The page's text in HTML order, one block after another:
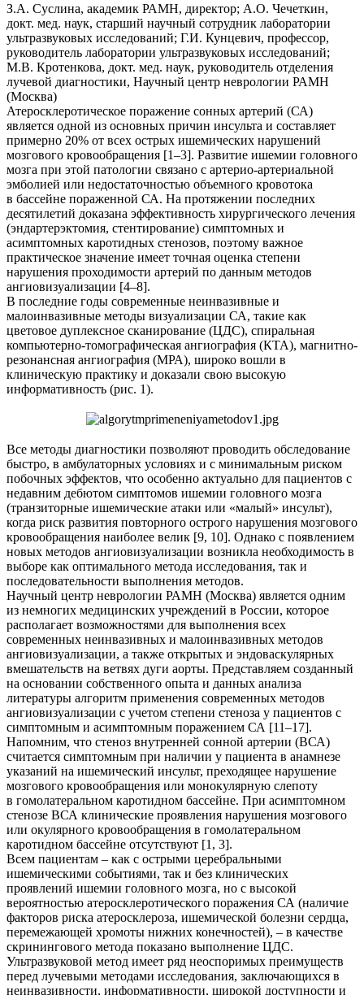
З.А. Суслина, академик РАМН, директор; А.О. Чечеткин,
докт. мед. наук, старший научный сотрудник лаборатории
ультразвуковых исследований; Г.И. Кунцевич, профессор,
руководитель лаборатории ультразвуковых исследований;
М.В. Кротенкова, докт. мед. наук, руководитель отделения
лучевой диагностики, Научный центр неврологии РАМН
(Москва)
Атеросклеротическое поражение сонных артерий (СА)
является одной из основных причин инсульта и составляет
примерно 20% от всех острых ишемических нарушений
мозгового кровообращения [1–3]. Развитие ишемии головного
мозга при этой патологии связано с артерио-артериальной
эмболией или недостаточностью объемного кровотока
в бассейне пораженной СА. На протяжении последних
десятилетий доказана эффективность хирургического лечения
(эндартерэктомия, стентирование) симптомных и
асимптомных каротидных стенозов, поэтому важное
практическое значение имеет точная оценка степени
нарушения проходимости артерий по данным методов
ангиовизуализации [4–8].
В последние годы современные неинвазивные и
малоинвазивные методы визуализации СА, такие как
цветовое дуплексное сканирование (ЦДС), спиральная
компьютерно-томографическая ангиография (КТА), магнитно-
резонансная ангиография (МРА), широко вошли в
клиническую практику и доказали свою высокую
информативность (рис. 1).
Все методы диагностики позволяют проводить обследование
быстро, в амбулаторных условиях и с минимальным риском
побочных эффектов, что особенно актуально для пациентов с
недавним дебютом симптомов ишемии головного мозга
(транзиторные ишемические атаки или «малый» инсульт),
когда риск развития повторного острого нарушения мозгового
кровообращения наиболее велик [9, 10]. Однако с появлением
новых методов ангиовизуализации возникла необходимость в
выборе как оптимального метода исследования, так и
последовательности выполнения методов.
Научный центр неврологии РАМН (Москва) является одним
из немногих медицинских учреждений в России, которое
располагает возможностями для выполнения всех
современных неинвазивных и малоинвазивных методов
ангиовизуализации, а также открытых и эндоваскулярных
вмешательств на ветвях дуги аорты. Представляем созданный
на основании собственного опыта и данных анализа
литературы алгоритм применения современных методов
ангиовизуализации с учетом степени стеноза у пациентов с
симптомным и асимптомным поражением СА [11–17].
Напомним, что стеноз внутренней сонной артерии (ВСА)
считается симптомным при наличии у пациента в анамнезе
указаний на ишемический инсульт, преходящее нарушение
мозгового кровообращения или монокулярную слепоту
в гомолатеральном каротидном бассейне. При асимптомном
стенозе ВСА клинические проявления нарушения мозгового
или окулярного кровообращения в гомолатеральном
каротидном бассейне отсутствуют [1, 3].
Всем пациентам – как с острыми церебральными
ишемическими событиями, так и без клинических
проявлений ишемии головного мозга, но с высокой
вероятностью атеросклеротического поражения СА (наличие
факторов риска атеросклероза, ишемической болезни сердца,
перемежающей хромоты нижних конечностей), – в качестве
скринингового метода показано выполнение ЦДС.
Ультразвуковой метод имеет ряд неоспоримых преимуществ
перед лучевыми методами исследования, заключающихся в
неинвазивности, информативности, широкой доступности и